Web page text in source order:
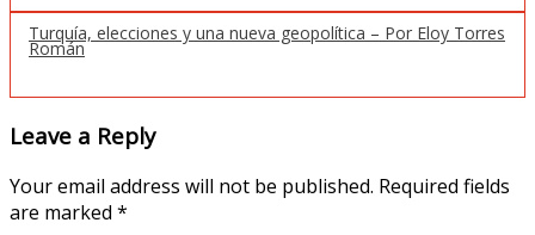
Turquía, elecciones y una nueva geopolítica – Por Eloy Torres
Román
Leave a Reply
Your email address will not be published. Required fields
are marked *